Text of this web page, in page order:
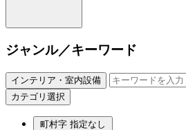
ジャンル／キーワード
インテリア・室内設備
カテゴリ選択
町村字 指定なし